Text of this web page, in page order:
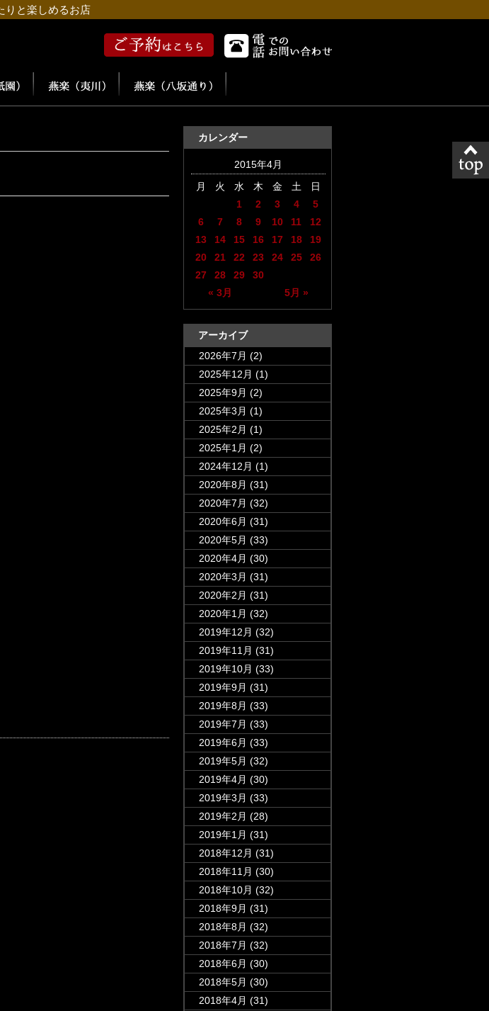
りと楽しめるお店
カレンダー
2015年4月
月
火 水 木 金 土 日
« 3月 5月 »
1 2 3 4
5
6
7 8 9 10 11
12
13
14 15 16 17 18
19
20
21 22 23 24 25
26
27
28 29 30
アーカイブ
2026年7月 (2)
2025年12月 (1)
2025年9月 (2)
2025年3月 (1)
2025年2月 (1)
2025年1月 (2)
2024年12月 (1)
2020年8月 (31)
2020年7月 (32)
2020年6月 (31)
2020年5月 (33)
2020年4月 (30)
2020年3月 (31)
2020年2月 (31)
2020年1月 (32)
2019年12月 (32)
2019年11月 (31)
2019年10月 (33)
2019年9月 (31)
2019年8月 (33)
2019年7月 (33)
2019年6月 (33)
2019年5月 (32)
2019年4月 (30)
2019年3月 (33)
2019年2月 (28)
2019年1月 (31)
2018年12月 (31)
2018年11月 (30)
2018年10月 (32)
2018年9月 (31)
2018年8月 (32)
2018年7月 (32)
2018年6月 (30)
2018年5月 (30)
2018年4月 (31)